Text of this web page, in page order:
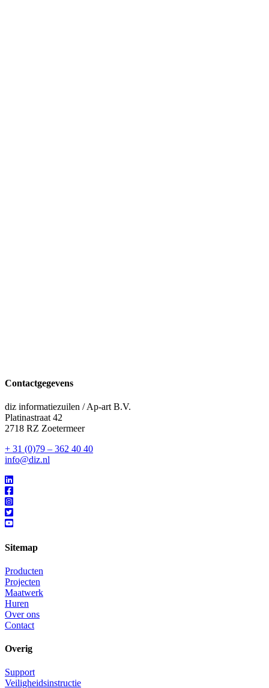
Contactgegevens
diz informatiezuilen / Ap-art B.V.
Platinastraat 42
2718 RZ Zoetermeer
+ 31 (0)79 – 362 40 40
info@diz.nl
Sitemap
Producten
Projecten
Maatwerk
Huren
Over ons
Contact
Overig
Support
Veiligheidsinstructie